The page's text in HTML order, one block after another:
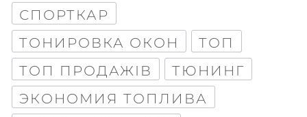
СПОРТКАР
ТОНИРОВКА ОКОН
ТОП
ТОП ПРОДАЖІВ
ТЮНИНГ
ЭКОНОМИЯ ТОПЛИВА